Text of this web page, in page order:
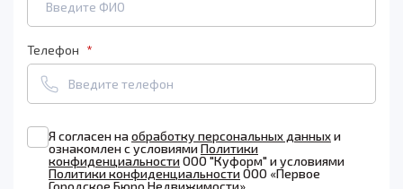
Телефон
Я согласен наобработку персональных данныхи
ознакомлен с условиямиПолитики
конфиденциальностиООО "Куформ" и условиями
Политики конфиденциальностиООО «Первое
Городское Бюро Недвижимости»